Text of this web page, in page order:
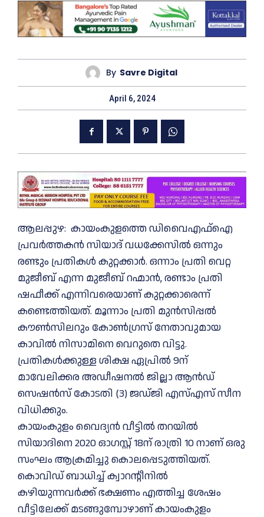
By Savre Digital
April 6, 2024
ആലപ്പുഴ: കായംകുളത്തെ ഡിവൈഎഫ്ഐ
പ്രവർത്തകൻ സിയാദ് വധക്കേസിൽ ഒന്നും
രണ്ടും പ്രതികൾ കുറ്റക്കാർ. ഒന്നാം പ്രതി വെറ്റ
മുജീബ് എന്ന മുജീബ് റഹ്മാൻ, രണ്ടാം പ്രതി
ഷഫീക്ക് എന്നിവരെയാണ് കുറ്റക്കാരെന്ന്
കണ്ടെത്തിയത്. മൂന്നാം പ്രതി മുൻസിപ്പൽ
കൗൺസിലറും കോൺഗ്രസ് നേതാവുമായ
കാവിൽ നിസാമിനെ വെറുതെ വിട്ടു.
പ്രതികള്‍ക്കുള്ള ശിക്ഷ ഏപ്രില്‍ 9ന്
മാവേലിക്കര അഡീഷനല്‍ ജില്ലാ ആന്‍ഡ്
സെഷന്‍സ് കോടതി (3) ജഡ്ജി എസ്എസ് സീന
വിധിക്കും.
കായംകുളം വൈദ്യന്‍ വീട്ടില്‍ തറയില്‍
സിയാദിനെ 2020 ഓഗസ്റ്റ് 18ന് രാത്രി 10 നാണ് ഒരു
സംഘം ആക്രമിച്ചു കൊലപ്പെടുത്തിയത്.
കൊവിഡ് ബാധിച്ച് ക്വാറന്റീനില്‍
കഴിയുന്നവര്‍ക്ക് ഭക്ഷണം എത്തിച്ച ശേഷം
വീട്ടിലേക്ക് മടങ്ങുമ്പോഴാണ് കായംകുളം